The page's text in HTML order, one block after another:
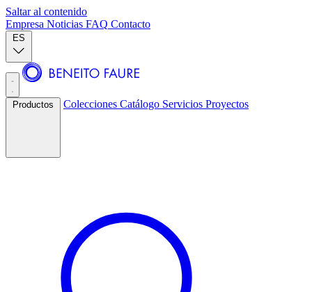
Saltar al contenido
Empresa Noticias FAQ Contacto
ES
Productos Colecciones Catálogo Servicios Proyectos